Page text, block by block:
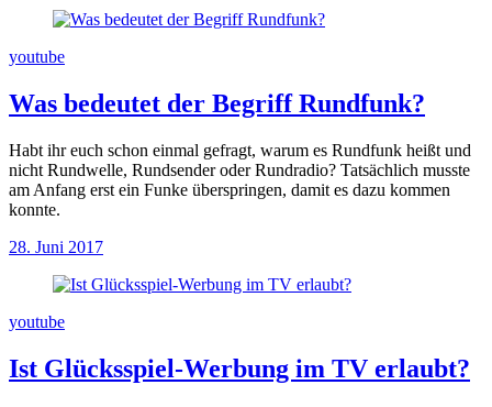
youtube
Was bedeutet der Begriff Rundfunk?
Habt ihr euch schon einmal gefragt, warum es Rundfunk heißt und
nicht Rundwelle, Rundsender oder Rundradio? Tatsächlich musste
am Anfang erst ein Funke überspringen, damit es dazu kommen
konnte.
28. Juni 2017
youtube
Ist Glücksspiel-Werbung im TV erlaubt?